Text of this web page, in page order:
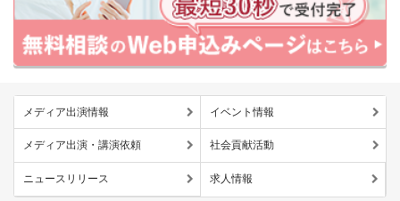
メディア出演情報 イベント情報
メディア出演・講演依頼 社会貢献活動
ニュースリリース 求人情報